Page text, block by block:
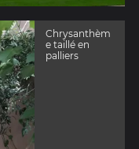
Chrysanthèm
e taillé en
palliers